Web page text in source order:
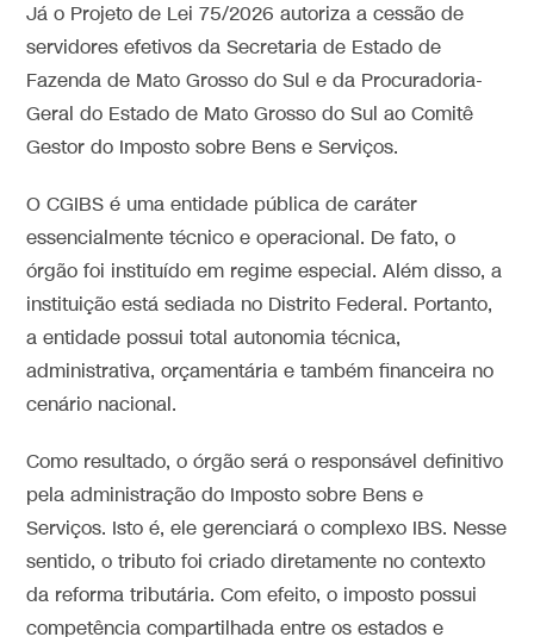
Já o Projeto de Lei 75/2026 autoriza a cessão de
servidores efetivos da Secretaria de Estado de
Fazenda de Mato Grosso do Sul e da Procuradoria-
Geral do Estado de Mato Grosso do Sul ao Comitê
Gestor do Imposto sobre Bens e Serviços.
O CGIBS é uma entidade pública de caráter
essencialmente técnico e operacional. De fato, o
órgão foi instituído em regime especial. Além disso, a
instituição está sediada no Distrito Federal. Portanto,
a entidade possui total autonomia técnica,
administrativa, orçamentária e também financeira no
cenário nacional.
Como resultado, o órgão será o responsável definitivo
pela administração do Imposto sobre Bens e
Serviços. Isto é, ele gerenciará o complexo IBS. Nesse
sentido, o tributo foi criado diretamente no contexto
da reforma tributária. Com efeito, o imposto possui
competência compartilhada entre os estados e